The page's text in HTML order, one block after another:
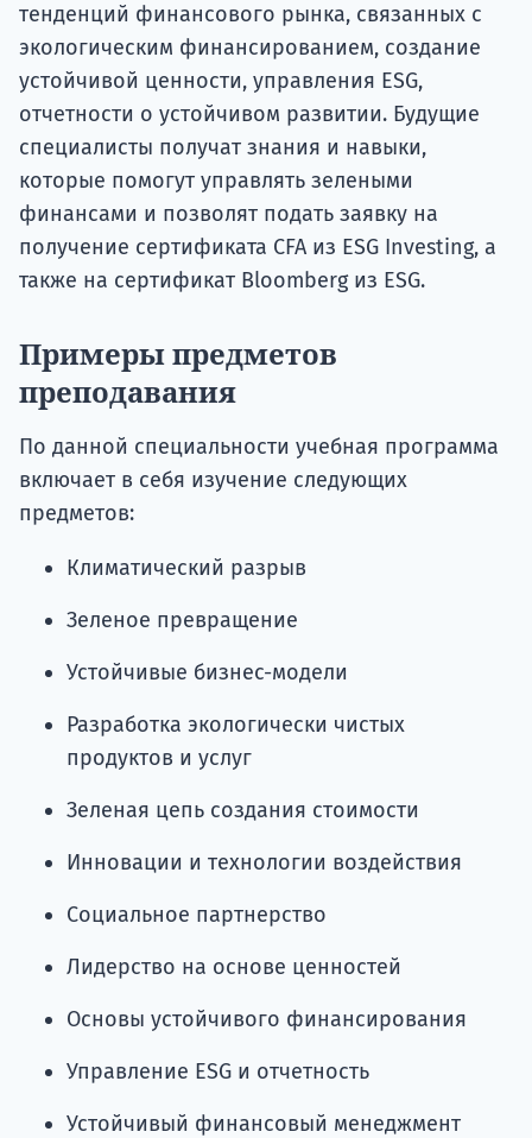
тенденций финансового рынка, связанных с
экологическим финансированием, создание
устойчивой ценности, управления ESG,
отчетности о устойчивом развитии. Будущие
специалисты получат знания и навыки,
которые помогут управлять зелеными
финансами и позволят подать заявку на
получение сертификата CFA из ESG Investing, а
также на сертификат Bloomberg из ESG.
Примеры предметов
преподавания
По данной специальности учебная программа
включает в себя изучение следующих
предметов:
Климатический разрыв
Зеленое превращение
Устойчивые бизнес-модели
Разработка экологически чистых
продуктов и услуг
Зеленая цепь создания стоимости
Инновации и технологии воздействия
Социальное партнерство
Лидерство на основе ценностей
Основы устойчивого финансирования
Управление ESG и отчетность
Устойчивый финансовый менеджмент